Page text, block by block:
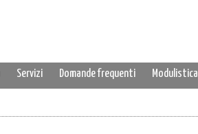
Servizi Domande frequenti Modulistica